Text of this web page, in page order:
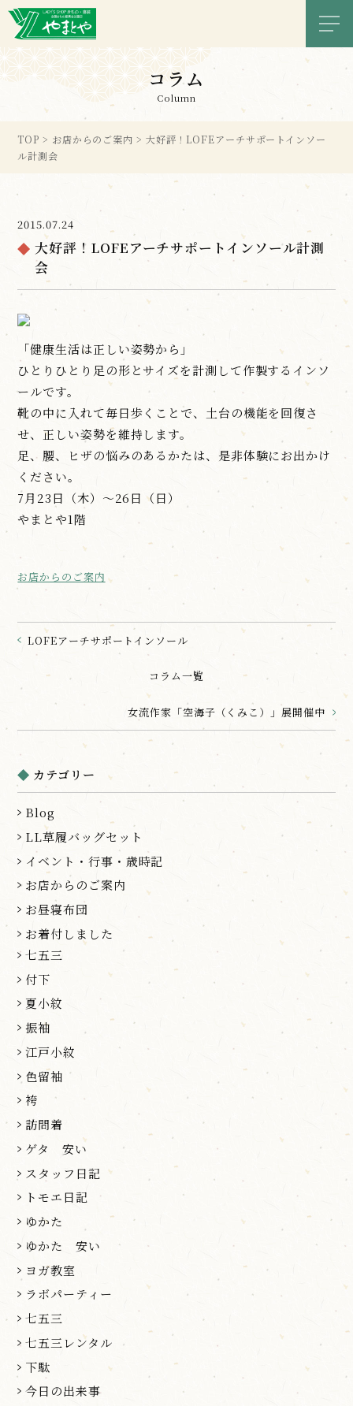
メ
コラム
Column
TOP > お店からのご案内 > 大好評！LOFEアーチサポートインソー
ル計測会
2015.07.24
大好評！LOFEアーチサポートインソール計測
会
「健康生活は正しい姿勢から」
ひとりひとり足の形とサイズを計測して作製するインソ
ールです。
靴の中に入れて毎日歩くことで、土台の機能を回復さ
せ、正しい姿勢を維持します。
足、腰、ヒザの悩みのあるかたは、是非体験にお出かけ
ください。
7月23日（木）～26日（日）
やまとや1階
お店からのご案内
LOFEアーチサポートインソール
コラム一覧
女流作家「空海子（くみこ）」展開催中
カテゴリー
Blog
LL草履バッグセット
イベント・行事・歳時記
お店からのご案内
お昼寝布団
お着付しました
七五三
付下
夏小紋
振袖
江戸小紋
色留袖
袴
訪問着
ゲタ 安い
スタッフ日記
トモエ日記
ゆかた
ゆかた 安い
ヨガ教室
ラボパーティー
七五三
七五三レンタル
下駄
今日の出来事